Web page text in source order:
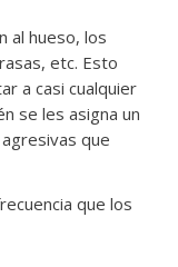
al hueso, los
etc. Esto
a casi cualquier
se les asigna un
que
que los